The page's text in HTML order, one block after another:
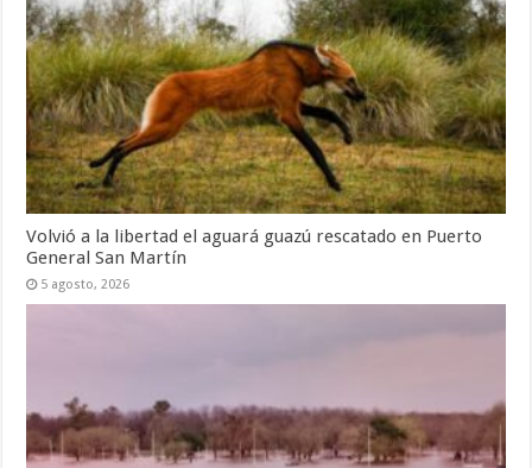
Volvió a la libertad el aguará guazú rescatado en Puerto
General San Martín
5 agosto, 2026